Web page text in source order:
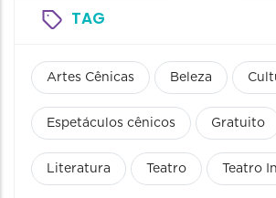
TAG
Artes Cênicas Beleza
Espetáculos cênicos Gratuito
Literatura Teatro Teatro